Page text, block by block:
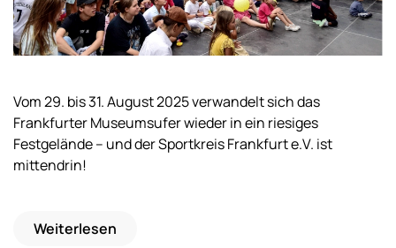
Vom 29. bis 31. August 2025 verwandelt sich das
Frankfurter Museumsufer wieder in ein riesiges
Festgelände – und der Sportkreis Frankfurt e.V. ist
mittendrin!
Weiterlesen